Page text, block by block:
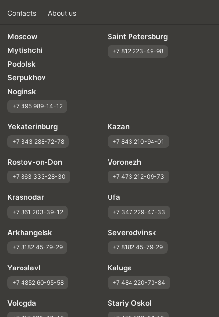
Contacts About us
Moscow
Mytishchi
Podolsk
Serpukhov
Noginsk
+7 495 989-14-12
Saint Petersburg
+7 812 223-49-98
Yekaterinburg
+7 343 288-72-78
Kazan
+7 843 210-94-01
Rostov-on-Don
+7 863 333-28-30
Voronezh
+7 473 212-09-73
Krasnodar
+7 861 203-39-12
Ufa
+7 347 229-47-33
Arkhangelsk
+7 8182 45-79-29
Severodvinsk
+7 8182 45-79-29
Yaroslavl
+7 4852 60-95-58
Kaluga
+7 484 220-73-84
Vologda Stariy Oskol